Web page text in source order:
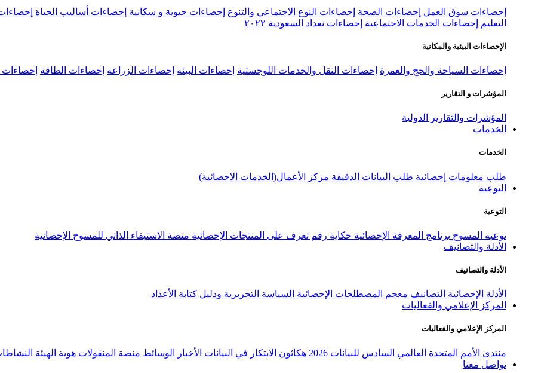
إحصاءات سوق العمل إحصاءات الصحة إحصاءات النوع الاجتماعي والتنوع إحصاءات حيوية و سكانية إحصاءات أساليب الحياة
التعليم
إحصاءات الخدمات الاجتماعية إحصاءات تعداد السعودية ٢٠٢٢
الإحصاءات البيئية والمكانية
إحصاءات السياحة والحج والعمرة إحصاءات النقل والخدمات اللوجستية إحصاءات البيئة إحصاءات الزراعة إحصاءات الطاقة إحصاءات
المؤشرات و التقارير
المؤشرات والتقارير الدولية
الخدمات
الخدمات
طلب معلومات إحصائية طلب البيانات الدقيقة مركز الأعمال(الخدمات الاحصائية)
التوعية
التوعية
توعية المسوح برنامج المعرفة الإحصائية حكاية رقم تعرف على المنتجات الإحصائية منصة الاستيفاء الذاتي للمسوح الإحصائية
الأدلة والتصانيف
الأدلة والتصانيف
الأدلة الإحصائية التصانيف معجم المصطلحات الإحصائية السياسة التحريرية ودليل كتابة الأعداد
المركز الإعلامي والفعاليات
المركز الإعلامي والفعاليات
منتدى الأمم المتحدة العالمي السادس للبيانات 2026 هكاثون الابتكار في البيانات الأخبار الوسائط منصة المنقولات هوية الهيئة
تواصل معنا